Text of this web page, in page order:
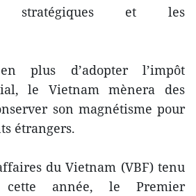
stratégiques et les
plus d’adopter l’impôt
le Vietnam mènera des
son magnétisme pour
étrangers.
du Vietnam (VBF) tenu
année, le Premier